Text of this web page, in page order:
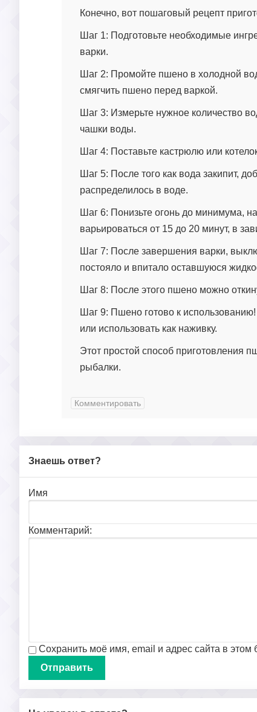
Конечно, вот пошаговый рецепт
Шаг 1: Подготовьте необходимые
варки.
Шаг 2: Промойте пшено в холодной
смягчить пшено перед варкой.
Шаг 3: Измерьте нужное количество
чашки воды.
Шаг 4: Поставьте кастрюлю или
Шаг 5: После того как вода закипит,
распределилось в воде.
Шаг 6: Понизьте огонь до минимума,
варьироваться от 15 до 20 минут, в
Шаг 7: После завершения варки,
постояло и впитало оставшуюся
Шаг 8: После этого пшено можно
Шаг 9: Пшено готово к
или использовать как наживку.
Этот простой способ приготовления
рыбалки.
Комментировать
Знаешь ответ?
Имя
Комментарий:
Сохранить моё имя, email и адрес сайта в